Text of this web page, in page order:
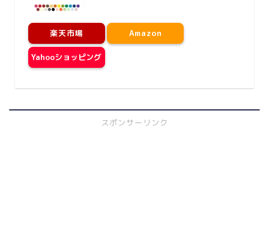
楽天市場 Amazon
Yahooショッピング
スポンサーリンク